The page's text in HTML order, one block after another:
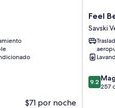
$71 por noche
Feel
Savski
Venac
Feel
Savski
9.2
de
9.2
257